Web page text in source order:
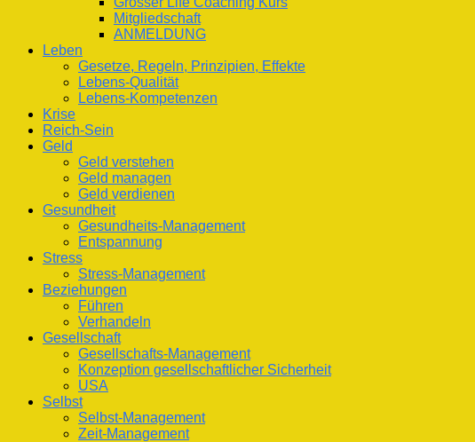
Mitgliedschaft
ANMELDUNG
Leben
Gesetze, Regeln, Prinzipien, Effekte
Lebens-Qualität
Lebens-Kompetenzen
Krise
Reich-Sein
Geld
Geld verstehen
Geld managen
Geld verdienen
Gesundheit
Gesundheits-Management
Entspannung
Stress
Stress-Management
Beziehungen
Führen
Verhandeln
Gesellschaft
Gesellschafts-Management
Konzeption gesellschaftlicher Sicherheit
USA
Selbst
Selbst-Management
Zeit-Management